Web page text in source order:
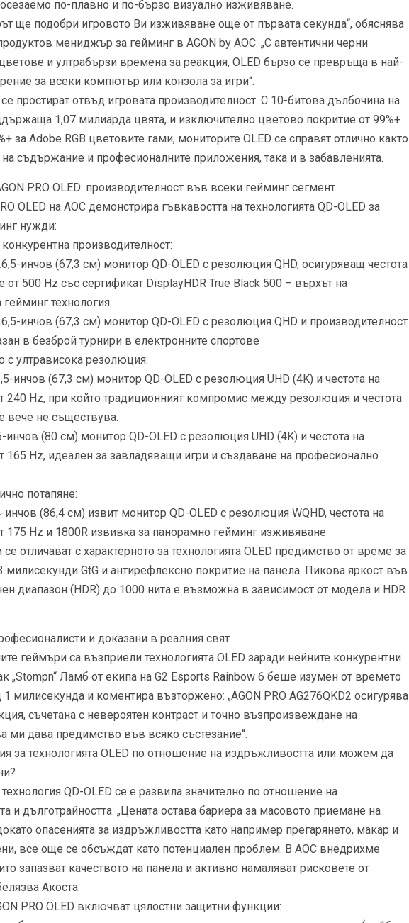
по-плавно и по-бързо визуално изживяване.
ще подобри игровото Ви изживяване още от първата секунда“, обяснява
мениджър за гейминг в AGON by AOC. „С автентични черни
и ултрабързи времена за реакция, OLED бързо се превръща в най-
за всеки компютър или конзола за игри“.
простират отвъд игровата производителност. С 10-битова дълбочина на
1,07 милиарда цвята, и изключително цветово покритие от 99%+
за Adobe RGB цветовите гами, мониторите OLED се справят отлично както
съдържание и професионалните приложения, така и в забавленията.
PRO OLED: производителност във всеки гейминг сегмент
OLED на AOC демонстрира гъвкавостта на технологията QD-OLED за
нужди:
производителност:
инчов (67,3 см) монитор QD-OLED с резолюция QHD, осигуряващ честота
от 500 Hz със сертификат DisplayHDR True Black 500 – върхът на
гейминг технология
инчов (67,3 см) монитор QD-OLED с резолюция QHD и производителност
в безброй турнири в електронните спортове
с ултрависока резолюция:
инчов (67,3 см) монитор QD-OLED с резолюция UHD (4K) и честота на
240 Hz, при който традиционният компромис между резолюция и честота
вече не съществува.
инчов (80 см) монитор QD-OLED с резолюция UHD (4K) и честота на
165 Hz, идеален за завладяващи игри и създаване на професионално
потапяне:
инчов (86,4 см) извит монитор QD-OLED с резолюция WQHD, честота на
175 Hz и 1800R извивка за панорамно гейминг изживяване
отличават с характерното за технологията OLED предимство от време за
милисекунди GtG и антирефлексно покритие на панела. Пикова яркост във
диапазон (HDR) до 1000 нита е възможна в зависимост от модела и HDR
и доказани в реалния свят
геймъри са възприели технологията OLED заради нейните конкурентни
„Stompn“ Ламб от екипа на G2 Esports Rainbow 6 беше изумен от времето
милисекунда и коментира възторжено: „AGON PRO AG276QKD2 осигурява
съчетана с невероятен контраст и точно възпроизвеждане на
ми дава предимство във всяко състезание“.
за технологията OLED по отношение на издръжливостта или можем да
QD-OLED се е развила значително по отношение на
и дълготрайността. „Цената остава бариера за масовото приемане на
опасенията за издръжливостта като например прегарянето, макар и
все още се обсъждат като потенциален проблем. В AOC внедрихме
запазват качеството на панела и активно намаляват рисковете от
Акоста.
PRO OLED включват цялостни защитни функции: